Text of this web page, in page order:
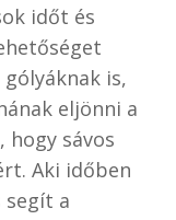
időt és
is,
eljönni a
sávos
Aki időben
segít a